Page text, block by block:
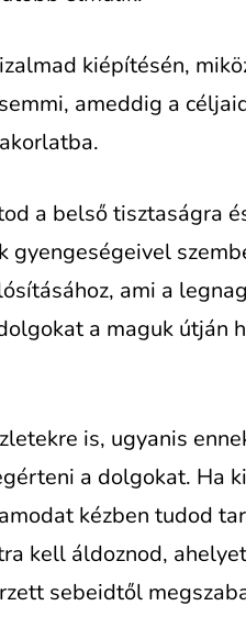
kiépítésén,
ameddig a
a belső tisztaságra
gyengeségeivel
ami a
a maguk útján
is, ugyanis
a dolgokat. Ha
kézben tudod
kell áldoznod,
sebeidtől